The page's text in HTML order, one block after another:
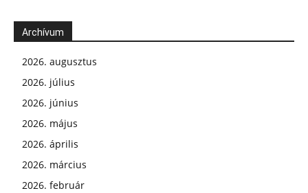
Archívum
2026. augusztus
2026. július
2026. június
2026. május
2026. április
2026. március
2026. február